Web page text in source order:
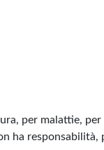
per malattie, per
ha